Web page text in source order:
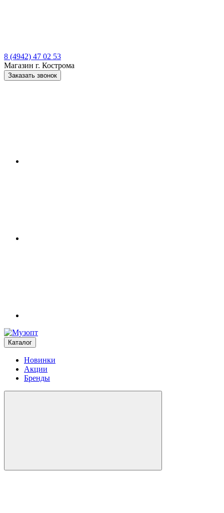
8 (4942) 47 02 53
Магазин г. Кострома
Заказать звонок
Каталог
Новинки
Акции
Бренды